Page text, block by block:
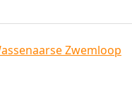
Zwemloop